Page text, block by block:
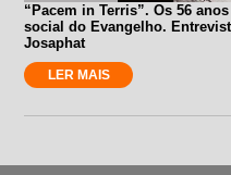
“Pacem in Terris”. Os 56
social do Evangelho.
Josaphat
LER MAIS